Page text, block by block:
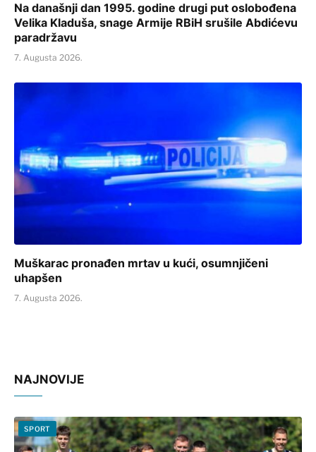
Na današnji dan 1995. godine drugi put oslobođena
Velika Kladuša, snage Armije RBiH srušile Abdićevu
paradržavu
7. Augusta 2026.
Muškarac pronađen mrtav u kući, osumnjičeni
uhapšen
7. Augusta 2026.
NAJNOVIJE
SPORT